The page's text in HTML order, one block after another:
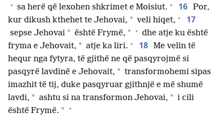
+ sa herë që lexohen shkrimet e Moisiut. + 16 Por,
kur dikush kthehet te Jehovai, * veli hiqet, + 17
sepse Jehovai * është Frymë, * + dhe atje ku është
fryma e Jehovait, * atje ka liri. + 18 Me velin të
hequr nga fytyra, të gjithë ne që pasqyrojmë si
pasqyrë lavdinë e Jehovait, * transformohemi sipas
imazhit të tij, duke pasqyruar gjithnjë e më shumë
lavdi, * ashtu si na transformon Jehovai, * i cili
është Frymë. * +